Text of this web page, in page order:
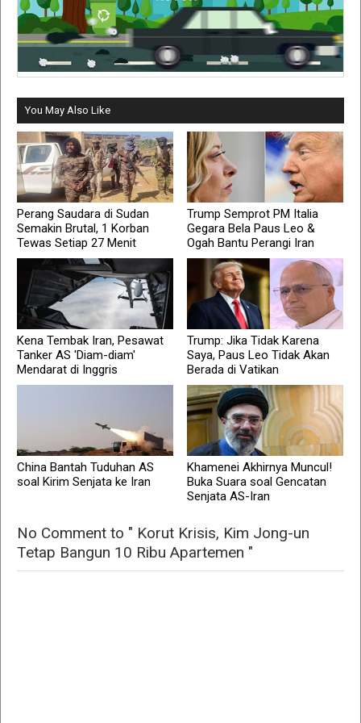
You May Also Like
Perang Saudara di Sudan
Semakin Brutal, 1 Korban
Tewas Setiap 27 Menit
Trump Semprot PM Italia
Gegara Bela Paus Leo &
Ogah Bantu Perangi Iran
Kena Tembak Iran, Pesawat
Tanker AS 'Diam-diam'
Mendarat di Inggris
Trump: Jika Tidak Karena
Saya, Paus Leo Tidak Akan
Berada di Vatikan
China Bantah Tuduhan AS
soal Kirim Senjata ke Iran
Khamenei Akhirnya Muncul!
Buka Suara soal Gencatan
Senjata AS-Iran
No Comment to " Korut Krisis, Kim Jong-un
Tetap Bangun 10 Ribu Apartemen "